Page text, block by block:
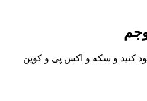
کنید و سکه و اکس پی و کوین